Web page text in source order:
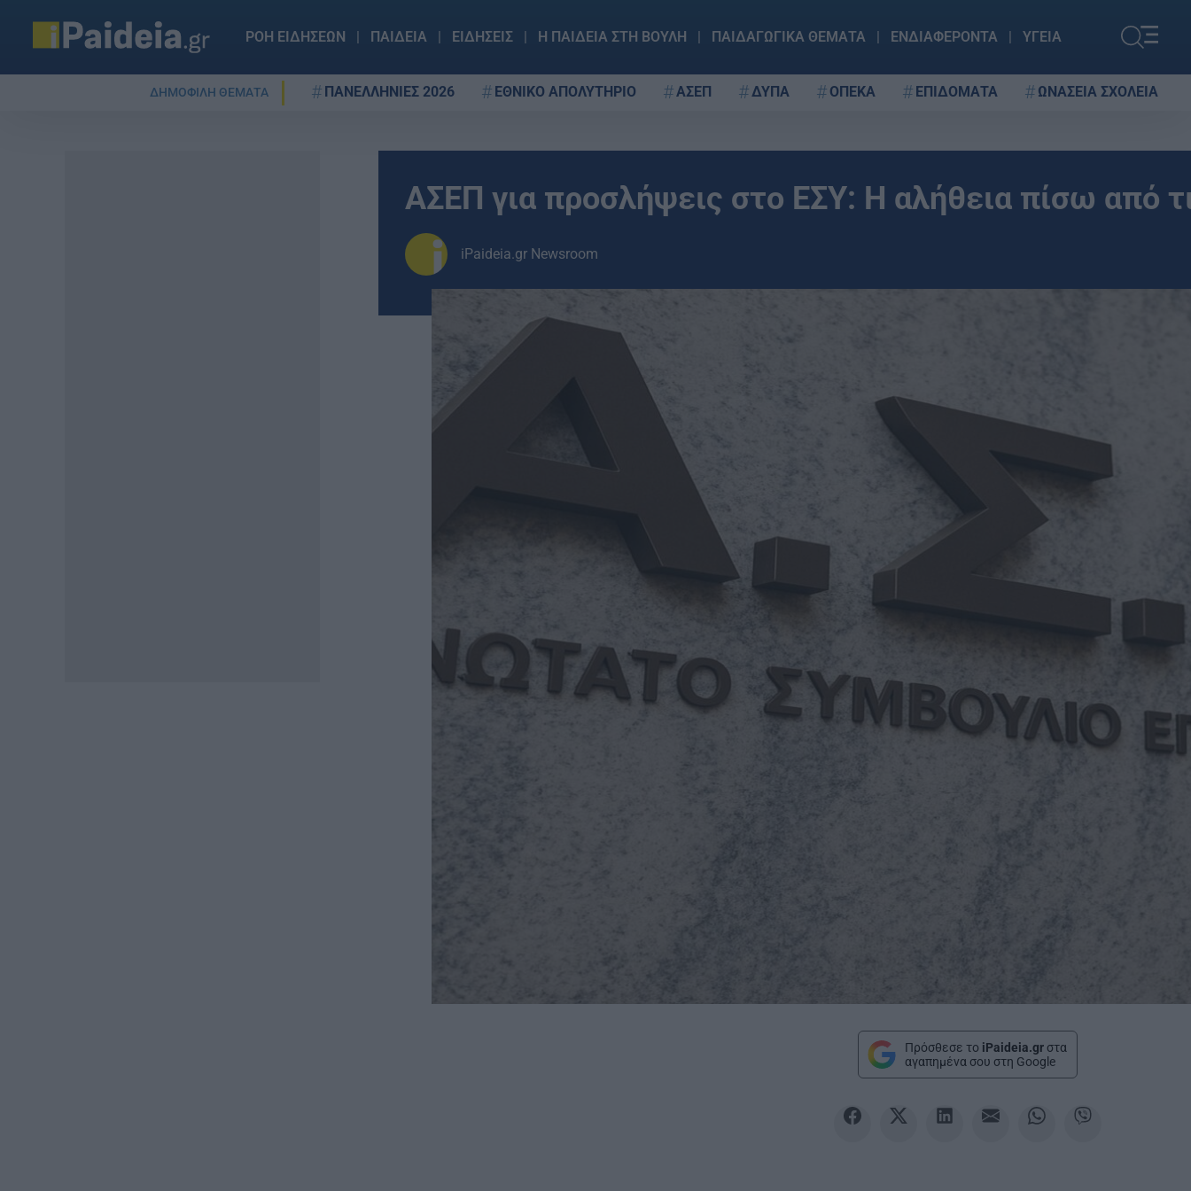
ΡΟΗ ΕΙΔΗΣΕΩΝ ΠΑΙΔΕΙΑ ΕΙΔΗΣΕΙΣ Η ΠΑΙΔΕΙΑ ΣΤΗ ΒΟΥΛΗ ΠΑΙΔΑΓΩΓΙΚΑ ΘΕΜΑΤΑ ΕΝΔΙΑΦΕΡΟΝΤΑ ΥΓΕΙΑ
ΔΗΜΟΦΙΛΗ ΘΕΜΑΤΑ ΠΑΝΕΛΛΗΝΙΕΣ 2026 ΕΘΝΙΚΟ ΑΠΟΛΥΤΗΡΙΟ ΑΣΕΠ ΔΥΠΑ ΟΠΕΚΑ ΕΠΙΔΟΜΑΤΑ ΩΝΑΣΕΙΑ ΣΧΟΛΕΙΑ
ΑΣΕΠ για προσλήψεις στο ΕΣΥ: Η αλήθεια πίσω από
iPaideia.gr Newsroom
Πρόσθεσε το iPaideia.gr στα
αγαπημένα σου στη Google